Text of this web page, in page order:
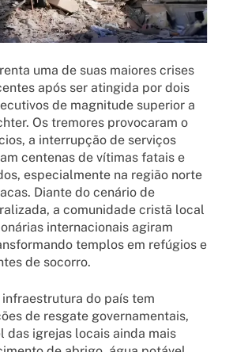
uma de suas maiores crises
após ser atingida por dois
de magnitude superior a
Os tremores provocaram o
a interrupção de serviços
centenas de vítimas fatais e
especialmente na região norte
Diante do cenário de
a comunidade cristã local
internacionais agiram
templos em refúgios e
de socorro.
do país tem
de resgate governamentais,
das igrejas locais ainda mais